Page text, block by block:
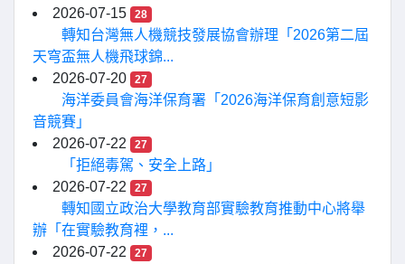
2026-07-15
28
轉知台灣無人機競技發展協會辦理「2026第二屆
天穹盃無人機飛球錦...
2026-07-20
27
海洋委員會海洋保育署「2026海洋保育創意短影
音競賽」
2026-07-22
27
「拒絕毒駕、安全上路」
2026-07-22
27
轉知國立政治大學教育部實驗教育推動中心將舉
辦「在實驗教育裡，...
2026-07-22
27